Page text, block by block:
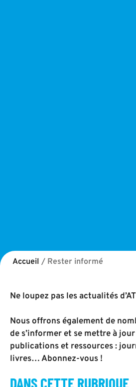
Accueil / Rester informé
Ne loupez pas les actualités
Nous offrons également de
de s’informer et se mettre à
publications et ressources :
livres… Abonnez-vous !
DANS CETTE RUBRIQUE